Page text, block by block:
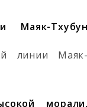
Маяк-
линии